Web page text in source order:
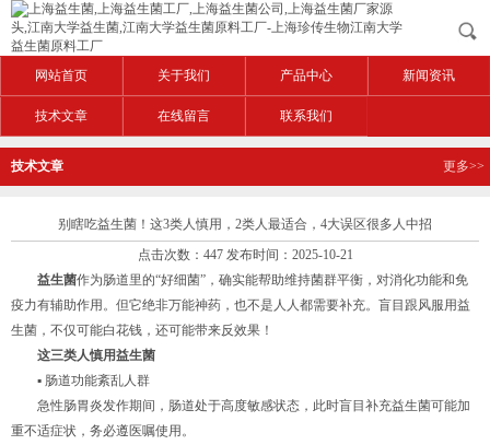
网站首页 关于我们 产品中心 新闻资讯
技术文章 在线留言 联系我们
技术文章 更多>>
别瞎吃益生菌！这3类人慎用，2类人最适合，4大误区很多人中招
点击次数：447 发布时间：2025-10-21
益生菌作为肠道里的“好细菌”，确实能帮助维持菌群平衡，对消化功能和免
疫力有辅助作用。但它绝非万能神药，也不是人人都需要补充。盲目跟风服用益
生菌，不仅可能白花钱，还可能带来反效果！
这三类人慎用益生菌
▪ 肠道功能紊乱人群
急性肠胃炎发作期间，肠道处于高度敏感状态，此时盲目补充益生菌可能加
重不适症状，务必遵医嘱使用。